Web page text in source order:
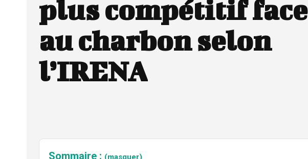
plus compétitif face
au charbon selon
l’IRENA
Sommaire : (masquer)